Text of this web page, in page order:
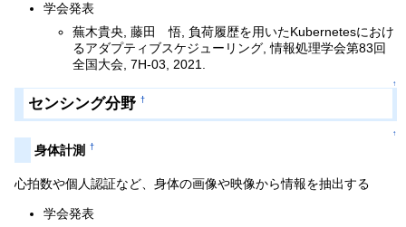
学会発表
蕪木貴央, 藤田 悟, 負荷履歴を用いたKubernetesにおけ
るアダプティブスケジューリング, 情報処理学会第83回
全国大会, 7H-03, 2021.
↑
センシング分野 †
↑
身体計測 †
心拍数や個人認証など、身体の画像や映像から情報を抽出する
学会発表